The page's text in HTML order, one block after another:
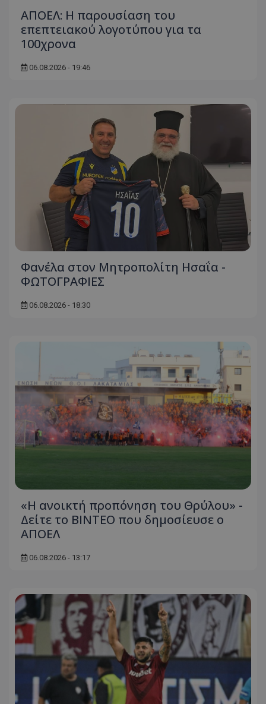
ΑΠΟΕΛ: Η παρουσίαση του
επεπτειακού λογοτύπου για τα
100χρονα
06.08.2026 - 19:46
Φανέλα στον Μητροπολίτη Ησαΐα -
ΦΩΤΟΓΡΑΦΙΕΣ
06.08.2026 - 18:30
«Η ανοικτή προπόνηση του Θρύλου» -
Δείτε το ΒΙΝΤΕΟ που δημοσίευσε ο
ΑΠΟΕΛ
06.08.2026 - 13:17